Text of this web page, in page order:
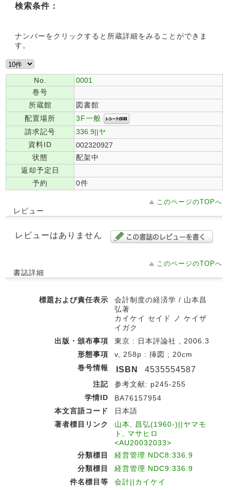
検索条件：
ナンバーをクリックすると所蔵詳細をみることができま
す。
No.
0001
巻号
所蔵館
図書館
配置場所
3F一般
請求記号
336.9||ヤ
資料ID
002320927
状態
配架中
返却予定日
予約
0件
このページのTOPへ
レビュー
レビューはありません
このページのTOPへ
書誌詳細
標題および責任表示
会計制度の経済学 / 山本昌
弘著
カイケイ セイド ノ ケイザ
イガク
出版・頒布事項
東京 : 日本評論社 , 2006.3
形態事項
v, 258p : 挿図 ; 20cm
巻号情報
ISBN 4535554587
注記
参考文献: p245-255
学情ID
BA76157954
本文言語コード
日本語
著者標目リンク
山本, 昌弘(1960-)||ヤマモ
ト, マサヒロ
<AU20032033>
分類標目
経営管理 NDC8:336.9
分類標目
経営管理 NDC9:336.9
件名標目等
会計||カイケイ